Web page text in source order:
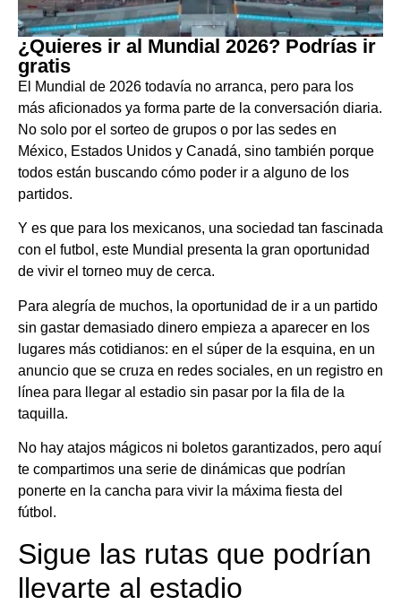
¿Quieres ir al Mundial 2026? Podrías ir
gratis
El Mundial de 2026 todavía no arranca, pero para los
más aficionados ya forma parte de la conversación diaria.
No solo por el sorteo de grupos o por las sedes en
México, Estados Unidos y Canadá, sino también porque
todos están buscando cómo poder ir a alguno de los
partidos.
Y es que para los mexicanos, una sociedad tan fascinada
con el futbol, este Mundial presenta la gran oportunidad
de vivir el torneo muy de cerca.
Para alegría de muchos, la oportunidad de ir a un partido
sin gastar demasiado dinero empieza a aparecer en los
lugares más cotidianos: en el súper de la esquina, en un
anuncio que se cruza en redes sociales, en un registro en
línea para llegar al estadio sin pasar por la fila de la
taquilla.
No hay atajos mágicos ni boletos garantizados, pero aquí
te compartimos una serie de dinámicas que podrían
ponerte en la cancha para vivir la máxima fiesta del
fútbol.
Sigue las rutas que podrían
llevarte al estadio